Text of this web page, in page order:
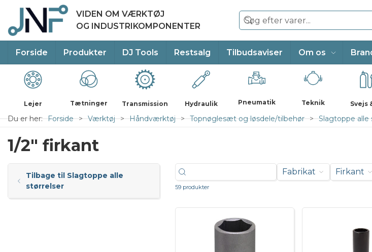
VIDEN OM VÆRKTØJ
OG INDUSTRIKOMPONENTER
Forside Produkter DJ Tools Restsalg Tilbudsaviser Om os
Lejer Tætninger Transmission Hydraulik Pneumatik Teknik Svejs
Du er her: Forside Værktøj Håndværktøj Topnøglesæt og løsdele/tilbehør Slagtoppe alle
1/2" firkant
Tilbage til Slagtoppe alle
størrelser
Fabrikat Firkant
59 produkter